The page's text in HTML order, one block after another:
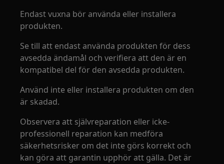
Endast vuxna bör använda eller installera
produkten.
Se till att endast använda produkten för dess
avsedda ändamål och verifiera att den är en
kompatibel del för den avsedda produkten.
Använd inte eller installera produkten om den
är skadad.
Observera att självreparation eller icke-
professionell reparation kan medföra
säkerhetsrisker om det inte görs korrekt och
kan göra att garantin upphör att gälla. Det är